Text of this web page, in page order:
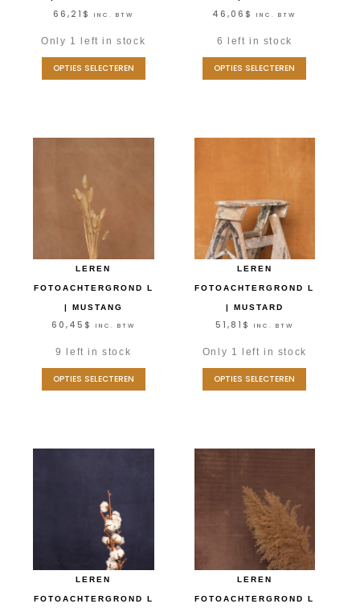
66,21 $ INC. BTW
Only 1 left in stock
OPTIES SELECTEREN
46,06 $ INC. BTW
6 left in stock
OPTIES SELECTEREN
LEREN
FOTOACHTERGROND L
| MUSTANG
60,45 $ INC. BTW
9 left in stock
OPTIES SELECTEREN
LEREN
FOTOACHTERGROND L
| MUSTARD
51,81 $ INC. BTW
Only 1 left in stock
OPTIES SELECTEREN
LEREN
FOTOACHTERGROND L
LEREN
FOTOACHTERGROND L